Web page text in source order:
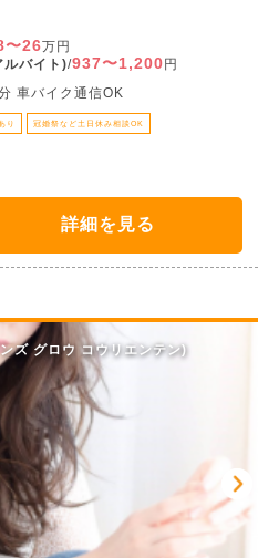
〜26万円
ルバイト)/937〜1,200 円
車バイク通信OK
り 冠婚祭など土日休み相談OK
詳細を見る
ズ グロウ コウリエンテン)